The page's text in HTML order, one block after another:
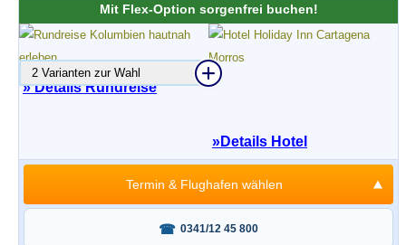
Mit Flex-Option sorgenfrei buchen!
» Details Rundreise
2 Varianten zur Wahl
»Details Hotel
0341/12 45 800
Termin & Flughafen wählen